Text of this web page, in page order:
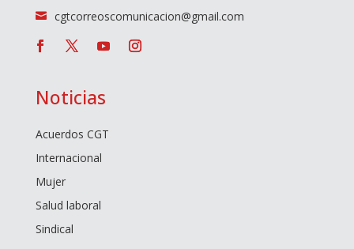
 cgtcorreoscomunicacion@gmail.com
Noticias
Acuerdos CGT
Internacional
Mujer
Salud laboral
Sindical